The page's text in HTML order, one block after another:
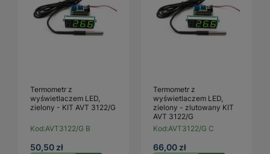
Termometr z
wyświetlaczem LED,
zielony - KIT AVT 3122/G
Kod:AVT3122/G B
50,50 zł
Termometr z
wyświetlaczem LED,
zielony - zlutowany KIT
AVT 3122/G
Kod:AVT3122/G C
66,00 zł